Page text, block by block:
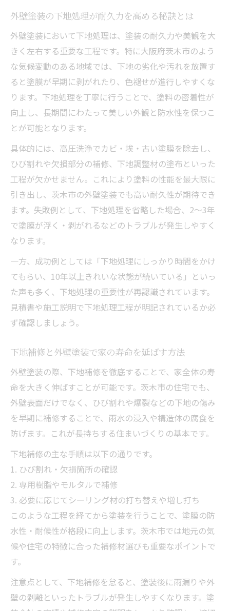
外壁塗装の下地処理が耐久力を高める秘訣とは
外壁塗装において下地処理は、塗装の耐久力や美観を大
きく左右する重要な工程です。特に大阪府茨木市のよう
な気候変動のある地域では、下地の劣化や汚れを放置す
ると塗膜が早期に剥がれたり、色褪せが進行しやすくな
ります。下地処理を丁寧に行うことで、塗料の密着性が
向上し、長期間にわたって美しい外観と防水性を保つこ
とが可能となります。
具体的には、高圧洗浄でカビ・埃・古い塗膜を除去し、
ひび割れや欠損部分の補修、下地調整材の塗布といった
工程が欠かせません。これにより塗料の性能を最大限に
引き出し、茨木市の外壁塗装でも高い耐久性が期待でき
ます。失敗例として、下地処理を省略した場合、2～3年
で塗膜が浮く・剥がれるなどのトラブルが発生しやすく
なります。
一方、成功例としては「下地処理にしっかり時間をかけ
てもらい、10年以上きれいな状態が続いている」といっ
た声も多く、下地処理の重要性が再認識されています。
見積書や施工説明で下地処理工程が明記されているか必
ず確認しましょう。
下地補修と外壁塗装で家の寿命を延ばす方法
外壁塗装の際、下地補修を徹底することで、家全体の寿
命を大きく伸ばすことが可能です。茨木市の住宅でも、
外壁表面だけでなく、ひび割れや爆裂などの下地の傷み
を早期に補修することで、雨水の浸入や構造体の腐食を
防げます。これが長持ちする住まいづくりの基本です。
下地補修の主な手順は以下の通りです。
1. ひび割れ・欠損箇所の確認
2. 専用樹脂やモルタルで補修
3. 必要に応じてシーリング材の打ち替えや増し打ち
このような工程を経てから塗装を行うことで、塗膜の防
水性・耐候性が格段に向上します。茨木市では地元の気
候や住宅の特徴に合った補修材選びも重要なポイントで
す。
注意点として、下地補修を怠ると、塗装後に雨漏りや外
壁の剥離といったトラブルが発生しやすくなります。塗